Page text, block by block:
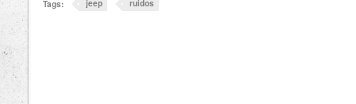
Tags: jeep ruidos